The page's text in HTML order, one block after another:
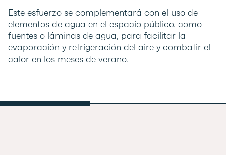
Este esfuerzo se complementará con el uso de
elementos de agua en el espacio público. como
fuentes o láminas de agua, para facilitar la
evaporación y refrigeración del aire y combatir el
calor en los meses de verano.